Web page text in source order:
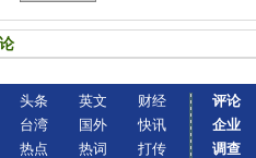
头条
台湾
热点
英文
国外
热词
财经
快讯
打传
评论
企业
调查